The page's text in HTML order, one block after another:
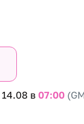
14.08 в 07:00